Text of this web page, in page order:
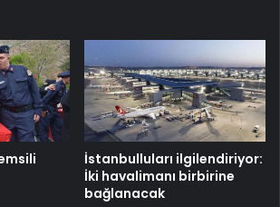
İstanbulluları ilgilendiriyor:
İki havalimanı birbirine
bağlanacak